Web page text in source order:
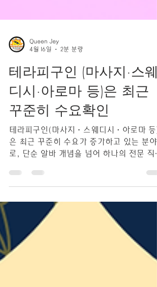
테라피구인 (마사지·스웨
디시·아로마 등)은 최근
꾸준히 수요확인
테라피구인(마사지·스웨디시·아로마 등)
은 최근 꾸준히 수요가 증가하고 있는 분야
로, 단순 알바 개념을 넘어 하나의 전문 직
나면서 테라피스트 채용 시장도 점점 확대
고 있는 추세입니다. 테라피구인 구직 사이
먼저 테라피 구인의 기본 구조를 보면, 일반
아르바이트와 달리 기술 + 서비스 + 응대
력 이 함께 요구되는 직종입니다. 단순히 일
하는 시간이 아니라, 고객을 얼마나 잘 관리